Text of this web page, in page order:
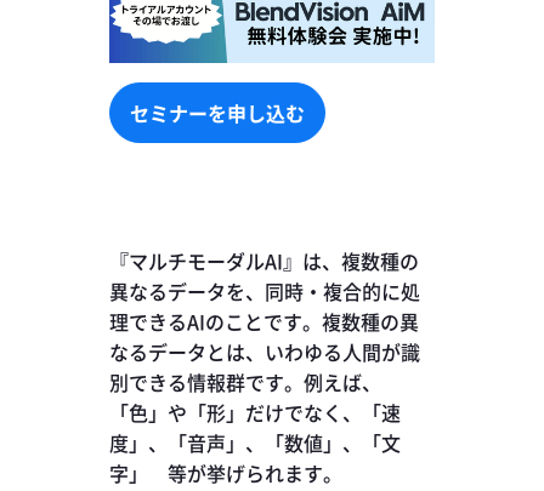
セミナーを申し込む
セミナーを申し込む
『マルチモーダルAI』は、複数種の
異なるデータを、同時・複合的に処
理できるAIのことです。複数種の異
なるデータとは、いわゆる人間が識
別できる情報群です。例えば、
「色」や「形」だけでなく、「速
度」、「音声」、「数値」、「文
字」 等が挙げられます。